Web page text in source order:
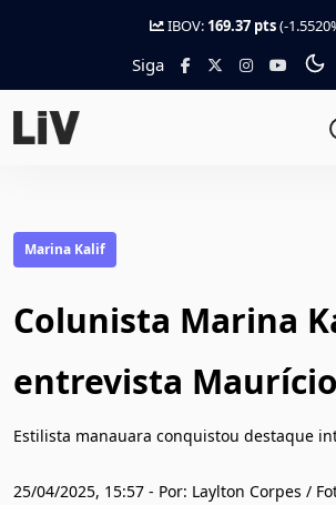
IBOV: 169.37 pts(-
Siga
Marina Kalif
Colunista Marina
entrevista
Estilista manauara conquistou destaque
25/04/2025, 15:57 - Por: Laylton Corpes /